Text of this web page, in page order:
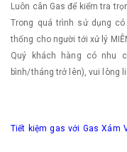
Luôn cân Gas để kiểm tra
Trong quá trình sử dụng
thống cho người tới xử lý
Quý khách hàng có nhu
bình/tháng trở lên), vui lòng
Tiết kiệm gas với Gas Xám